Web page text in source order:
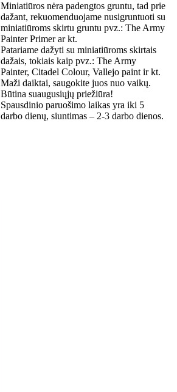
Miniatiūros nėra padengtos gruntu, tad prie
dažant, rekuomenduojame nusigruntuoti su
miniatiūroms skirtu gruntu pvz.: The Army
Painter Primer ar kt.
Patariame dažyti su miniatiūroms skirtais
dažais, tokiais kaip pvz.: The Army
Painter, Citadel Colour, Vallejo paint ir kt.
Maži daiktai, saugokite juos nuo vaikų.
Būtina suaugusiųjų priežiūra!
Spausdinio paruošimo laikas yra iki 5
darbo dienų, siuntimas – 2-3 darbo dienos.